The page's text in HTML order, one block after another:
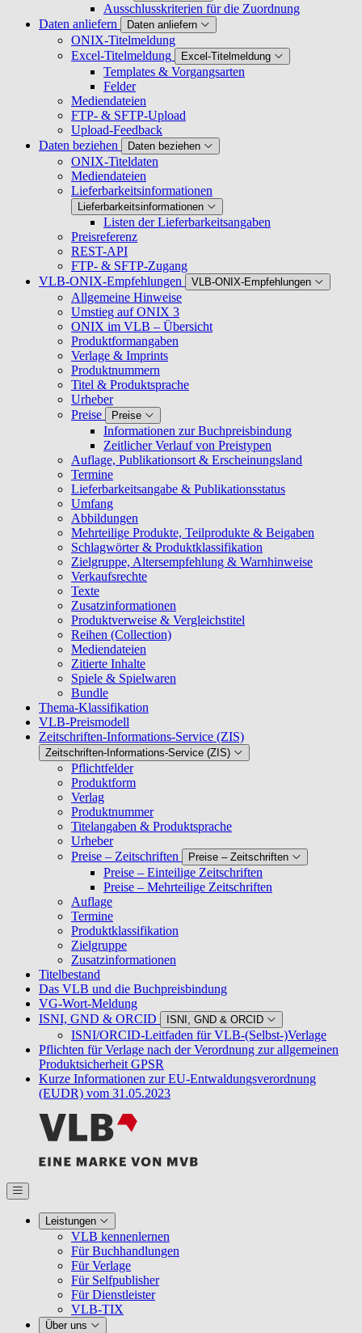
Ausschlusskriterien für die Zuordnung
Daten anliefern
Daten anliefern
ONIX-Titelmeldung
Excel-Titelmeldung
Excel-Titelmeldung
Templates & Vorgangsarten
Felder
Mediendateien
FTP- & SFTP-Upload
Upload-Feedback
Daten beziehen
Daten beziehen
ONIX-Titeldaten
Mediendateien
Lieferbarkeitsinformationen
Lieferbarkeitsinformationen
Listen der Lieferbarkeitsangaben
Preisreferenz
REST-API
FTP- & SFTP-Zugang
VLB-ONIX-Empfehlungen
VLB-ONIX-Empfehlungen
Allgemeine Hinweise
Umstieg auf ONIX 3
ONIX im VLB – Übersicht
Produktformangaben
Verlage & Imprints
Produktnummern
Titel & Produktsprache
Urheber
Preise
Preise
Informationen zur Buchpreisbindung
Zeitlicher Verlauf von Preistypen
Auflage, Publikationsort & Erscheinungsland
Termine
Lieferbarkeitsangabe & Publikationsstatus
Umfang
Abbildungen
Mehrteilige Produkte, Teilprodukte & Beigaben
Schlagwörter & Produktklassifikation
Zielgruppe, Altersempfehlung & Warnhinweise
Verkaufsrechte
Texte
Zusatzinformationen
Produktverweise & Vergleichstitel
Reihen (Collection)
Mediendateien
Zitierte Inhalte
Spiele & Spielwaren
Bundle
Thema-Klassifikation
VLB-Preismodell
Zeitschriften-Informations-Service (ZIS)
Zeitschriften-Informations-Service (ZIS)
Pflichtfelder
Produktform
Verlag
Produktnummer
Titelangaben & Produktsprache
Urheber
Preise – Zeitschriften
Preise – Zeitschriften
Preise – Einteilige Zeitschriften
Preise – Mehrteilige Zeitschriften
Auflage
Termine
Produktklassifikation
Zielgruppe
Zusatzinformationen
Titelbestand
Das VLB und die Buchpreisbindung
VG-Wort-Meldung
ISNI, GND & ORCID
ISNI, GND & ORCID
ISNI/ORCID-Leitfaden für VLB-(Selbst-)Verlage
Pflichten für Verlage nach der Verordnung zur allgemeinen
Produktsicherheit GPSR
Kurze Informationen zur EU-Entwaldungsverordnung
(EUDR) vom 31.05.2023
Leistungen
VLB kennenlernen
Für Buchhandlungen
Für Verlage
Für Selfpublisher
Für Dienstleister
VLB-TIX
Über uns